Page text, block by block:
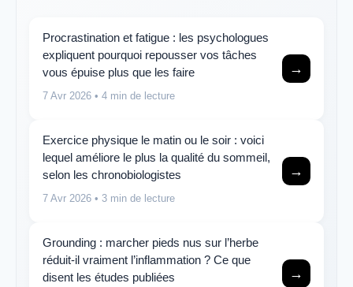
Procrastination et fatigue : les psychologues
expliquent pourquoi repousser vos tâches
vous épuise plus que les faire
7 Avr 2026 • 4 min de lecture
→
Exercice physique le matin ou le soir : voici
lequel améliore le plus la qualité du sommeil,
selon les chronobiologistes
7 Avr 2026 • 3 min de lecture
→
Grounding : marcher pieds nus sur l’herbe
réduit-il vraiment l’inflammation ? Ce que
disent les études publiées
→